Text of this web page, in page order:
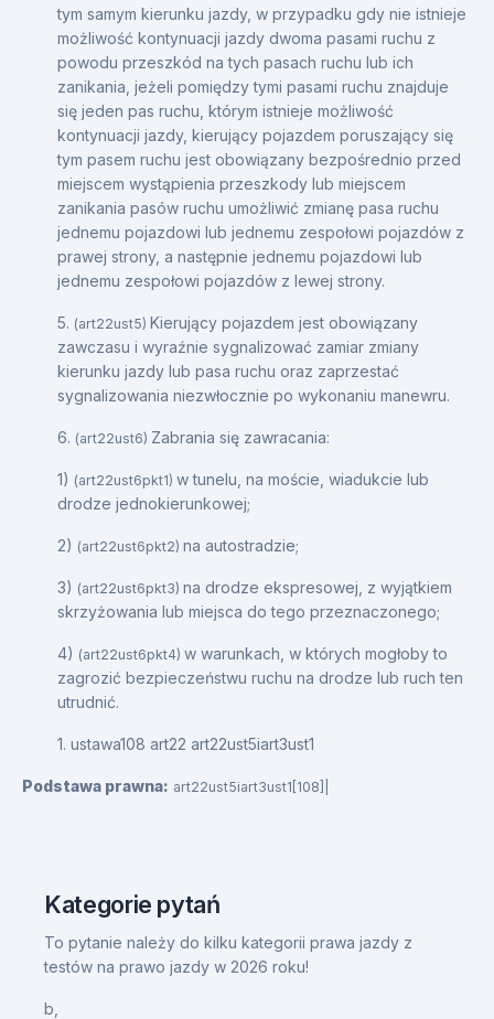
tym samym kierunku jazdy, w przypadku gdy nie istnieje
możliwość kontynuacji jazdy dwoma pasami ruchu z
powodu przeszkód na tych pasach ruchu lub ich
zanikania, jeżeli pomiędzy tymi pasami ruchu znajduje
się jeden pas ruchu, którym istnieje możliwość
kontynuacji jazdy, kierujący pojazdem poruszający się
tym pasem ruchu jest obowiązany bezpośrednio przed
miejscem wystąpienia przeszkody lub miejscem
zanikania pasów ruchu umożliwić zmianę pasa ruchu
jednemu pojazdowi lub jednemu zespołowi pojazdów z
prawej strony, a następnie jednemu pojazdowi lub
jednemu zespołowi pojazdów z lewej strony.
5. (art22ust5) Kierujący pojazdem jest obowiązany
zawczasu i wyraźnie sygnalizować zamiar zmiany
kierunku jazdy lub pasa ruchu oraz zaprzestać
sygnalizowania niezwłocznie po wykonaniu manewru.
6. (art22ust6) Zabrania się zawracania:
1) (art22ust6pkt1) w tunelu, na moście, wiadukcie lub
drodze jednokierunkowej;
2) (art22ust6pkt2) na autostradzie;
3) (art22ust6pkt3) na drodze ekspresowej, z wyjątkiem
skrzyżowania lub miejsca do tego przeznaczonego;
4) (art22ust6pkt4) w warunkach, w których mogłoby to
zagrozić bezpieczeństwu ruchu na drodze lub ruch ten
utrudnić.
1. ustawa108 art22 art22ust5iart3ust1
Podstawa prawna: art22ust5iart3ust1[108]|
Kategorie pytań
To pytanie należy do kilku kategorii prawa jazdy z
testów na prawo jazdy w 2026 roku!
b,